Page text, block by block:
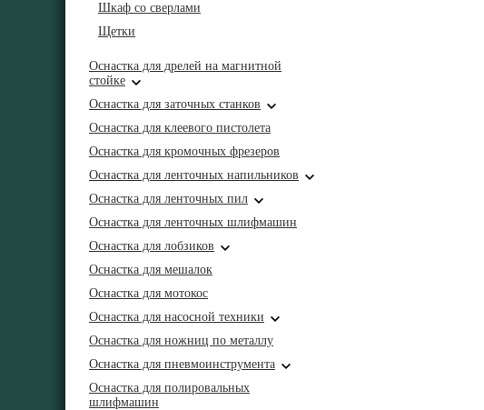
Шкаф со сверлами
Щетки
Оснастка для дрелей на магнитной
стойке
Оснастка для заточных станков
Оснастка для клеевого пистолета
Оснастка для кромочных фрезеров
Оснастка для ленточных напильников
Оснастка для ленточных пил
Оснастка для ленточных шлифмашин
Оснастка для лобзиков
Оснастка для мешалок
Оснастка для мотокос
Оснастка для насосной техники
Оснастка для ножниц по металлу
Оснастка для пневмоинструмента
Оснастка для полировальных
шлифмашин